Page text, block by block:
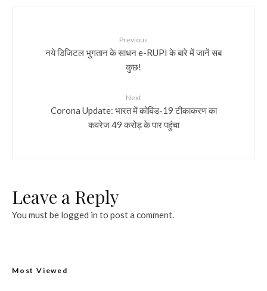
Previous
नये डिजिटल भुगतान के साधन e-RUPI के बारे में जानें सब
कुछ!
Next
Corona Update: भारत में कोविड-19 टीकाकरण का
कवरेज 49 करोड़ के पार पहुंचा
Leave a Reply
You must be logged in to post a comment.
Most Viewed